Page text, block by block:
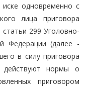
одновременно с
лица приговора
статьи 299 Уголовно-
Федерации (далее -
в силу приговора
действуют нормы о
приговором